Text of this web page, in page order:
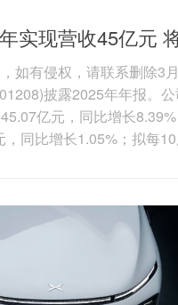
实现营收45亿元
如有侵权，请联系删除3
披露2025年年报。
亿元，同比增长
，同比增长1.05%；拟每
缆、电气装备用电缆、裸
公司的特种电缆，可分为
电缆、数据通信电缆、机
于网络，如有侵权，请联